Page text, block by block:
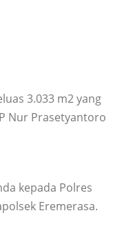
3.033 m2 yang
Nur Prasetyantoro
kepada Polres
Eremerasa.